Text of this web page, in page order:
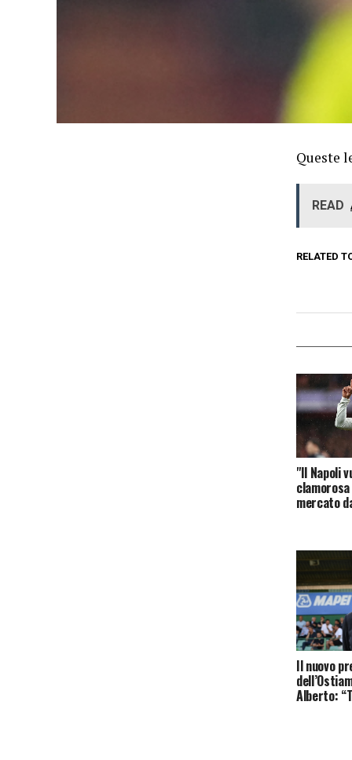
Queste
READ
RELATED
"Il Napoli
mercato
Il nuovo
Alberto: